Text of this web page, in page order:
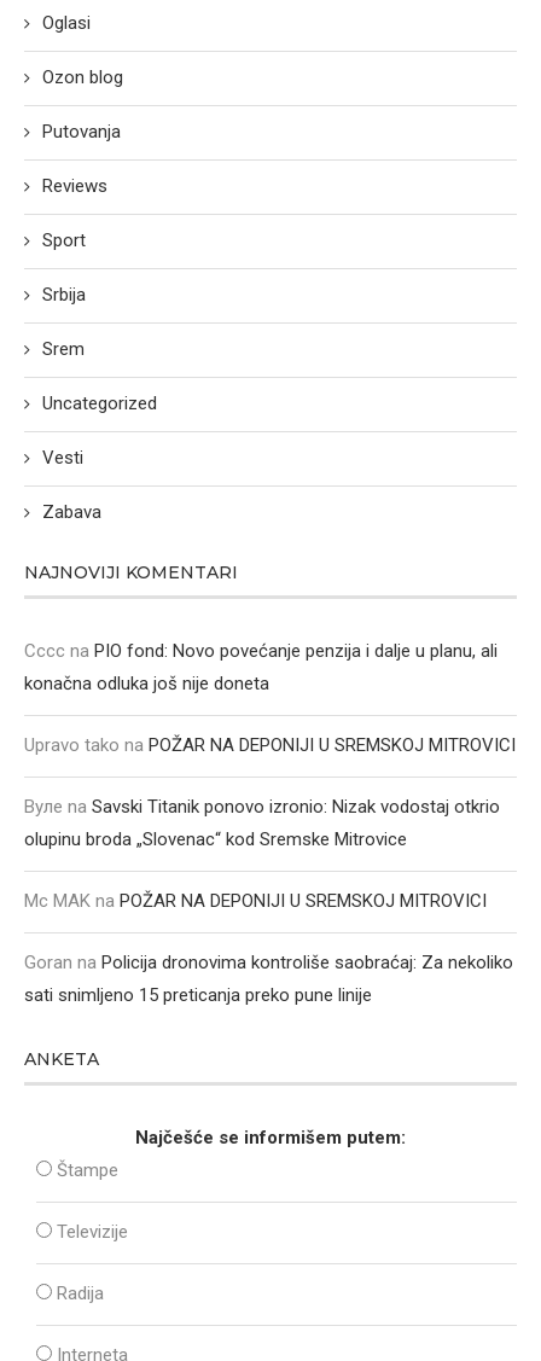
Oglasi
Ozon blog
Putovanja
Reviews
Sport
Srbija
Srem
Uncategorized
Vesti
Zabava
NAJNOVIJI KOMENTARI
Cccc na PIO fond: Novo povećanje penzija i dalje u planu, ali
konačna odluka još nije doneta
Upravo tako na POŽAR NA DEPONIJI U SREMSKOJ MITROVICI
Вуле na Savski Titanik ponovo izronio: Nizak vodostaj otkrio
olupinu broda „Slovenac“ kod Sremske Mitrovice
Mc MAK na POŽAR NA DEPONIJI U SREMSKOJ MITROVICI
Goran na Policija dronovima kontroliše saobraćaj: Za nekoliko
sati snimljeno 15 preticanja preko pune linije
ANKETA
Najčešće se informišem putem:
Štampe
Televizije
Radija
Interneta